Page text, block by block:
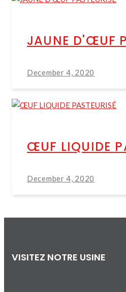
JAUNE D'ŒUF
December 4, 2020
ŒUF LIQUIDE
December 4, 2020
VISITEZ NOTRE USINE